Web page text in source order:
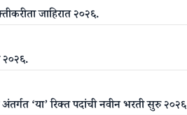
जाहिरात २०२६.
२०२६.
‘या’ रिक्त पदांची नवीन भरती सुरु २०२६